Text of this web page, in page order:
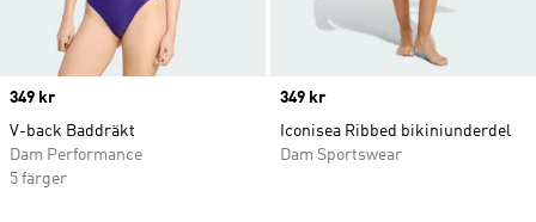
Price
349 kr
V-back Baddräkt
Dam Performance
5 färger
Price
349 kr
Iconisea Ribbed bikiniunderdel
Dam Sportswear